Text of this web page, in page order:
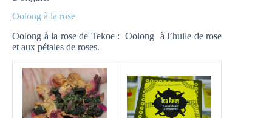
Oolong à la rose
Oolong à la rose de Tekoe : Oolong à l’huile de rose
et aux pétales de roses.